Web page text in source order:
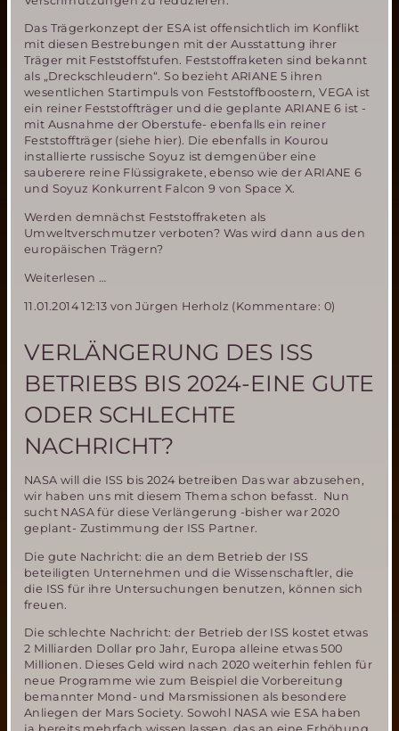
Das Trägerkonzept der ESA ist offensichtlich im Konflikt
mit diesen Bestrebungen mit der Ausstattung ihrer
Träger mit Feststoffstufen. Feststoffraketen sind bekannt
als „Dreckschleudern“. So bezieht ARIANE 5 ihren
wesentlichen Startimpuls von Feststoffboostern, VEGA ist
ein reiner Feststoffträger und die geplante ARIANE 6 ist -
mit Ausnahme der Oberstufe- ebenfalls ein reiner
Feststoffträger (siehe hier). Die ebenfalls in Kourou
installierte russische Soyuz ist demgenüber eine
sauberere reine Flüssigrakete, ebenso wie der ARIANE 6
und Soyuz Konkurrent Falcon 9 von Space X.
Werden demnächst Feststoffraketen als
Umweltverschmutzer verboten? Was wird dann aus den
europäischen Trägern?
Weiterlesen …
„Clean
and
benutzt
selbst
Feststoffraketen
11.01.2014 12:13 von Jürgen Herholz (Kommentare: 0)
VERLÄNGERUNG DES ISS
BETRIEBS BIS 2024-EINE GUTE
ODER SCHLECHTE
NACHRICHT?
NASA will die ISS bis 2024 betreiben Das war abzusehen,
wir haben uns mit diesem Thema schon befasst. Nun
sucht NASA für diese Verlängerung -bisher war 2020
geplant- Zustimmung der ISS Partner.
Die gute Nachricht: die an dem Betrieb der ISS
beteiligten Unternehmen und die Wissenschaftler, die
die ISS für ihre Untersuchungen benutzen, können sich
freuen.
Die schlechte Nachricht: der Betrieb der ISS kostet etwas
2 Milliarden Dollar pro Jahr, Europa alleine etwas 500
Millionen. Dieses Geld wird nach 2020 weiterhin fehlen für
neue Programme wie zum Beispiel die Vorbereitung
bemannter Mond- und Marsmissionen als besondere
Anliegen der Mars Society. Sowohl NASA wie ESA haben